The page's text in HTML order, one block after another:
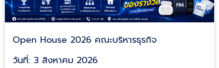
Open House 2026 คณะบริหารธุรกิจ
วันที่: 3 สิงหาคม 2026